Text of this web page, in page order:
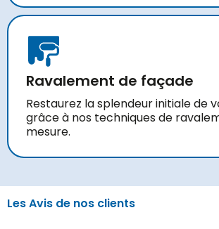
Ravalement de façade
Restaurez la splendeur initiale de
grâce à nos techniques de
mesure.
Les Avis de nos clients